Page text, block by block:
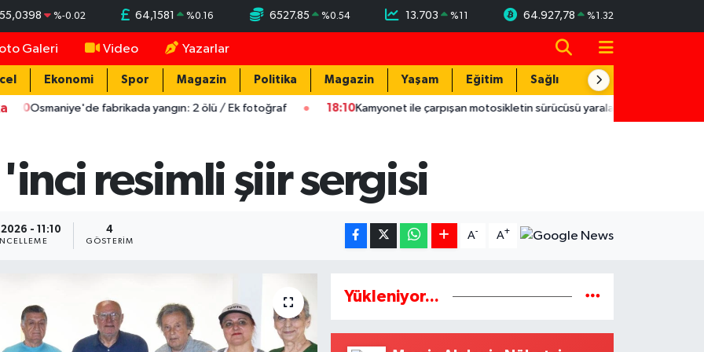
55,0398 %-0.02 64,1581 %0.16 6527.85 %0.54 13.703 %11 64.927,78 %1.32
Galeri Video Yazarlar
Ekonomi Spor Magazin Politika Magazin Yaşam Eğitim Sağlık Teknoloji
fabrikada yangın: 2 ölü / Ek fotoğraf 18:10 Kamyonet ile çarpışan motosikletin sürücüsü yaralandı
resimli şiir sergisi
- 11:10 4
GÖSTERIM
A- A+
Yükleniyor...